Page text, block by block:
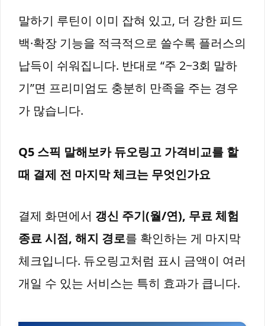
말하기 루틴이 이미 잡혀 있고, 더 강한 피드
백·확장 기능을 적극적으로 쓸수록 플러스의
납득이 쉬워집니다. 반대로 “주 2~3회 말하
기”면 프리미엄도 충분히 만족을 주는 경우
가 많습니다.
Q5 스픽 말해보카 듀오링고 가격비교를 할
때 결제 전 마지막 체크는 무엇인가요
결제 화면에서 갱신 주기(월/연), 무료 체험
종료 시점, 해지 경로를 확인하는 게 마지막
체크입니다. 듀오링고처럼 표시 금액이 여러
개일 수 있는 서비스는 특히 효과가 큽니다.